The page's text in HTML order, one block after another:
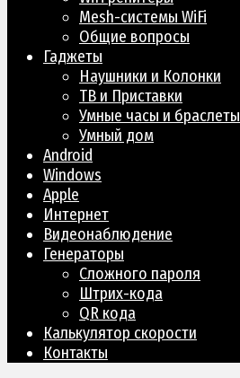
Mesh-системы WiFi
Общие вопросы
Гаджеты
Наушники и Колонки
ТВ и Приставки
Умные часы и браслеты
Умный дом
Android
Windows
Apple
Интернет
Видеонаблюдение
Генераторы
Сложного пароля
Штрих-кода
QR кода
Калькулятор скорости
Контакты